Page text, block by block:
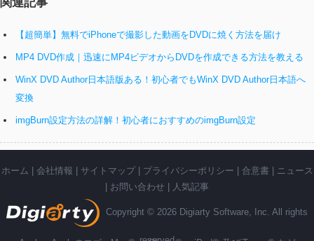
関連記事
【超簡単】無料でiPhoneで撮影した動画をDVDに焼く方法を届け
MP4 DVD作成｜迅速にMP4ビデオからDVDを作成できる方法を教える
WinX DVD Author日本語版ある！初心者でもWinX DVD Author日本語へ
変換
imgBurn設定方法の詳解！初心者におすすめのimgBurn設定
ホーム 会社情報 サイトマップ| プライバシーポリシー 合意書| ニュース
お問い合わせ 人気記事
Copyright © 2026 Digiarty Software, Inc. All rights